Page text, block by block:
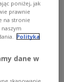
poniżej, jak
prawnie
na stronie
Polityka
dane w